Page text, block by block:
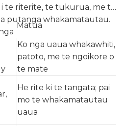
te riterite, te tukurua, me te
putanga whakamatautau.
Matua
Ko nga uaua whakawhiti,
patoto, me te ngoikore o
te mate
He rite ki te tangata; pai
mo te whakamatautau
uaua